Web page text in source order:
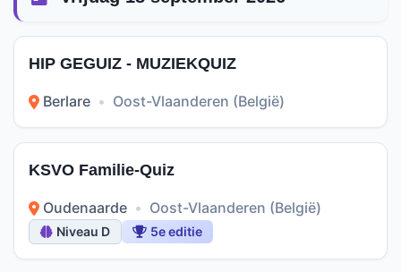
HIP GEGUIZ - MUZIEKQUIZ
Berlare • Oost-Vlaanderen (België)
KSVO Familie-Quiz
Oudenaarde • Oost-Vlaanderen (België)
Niveau D 5e editie